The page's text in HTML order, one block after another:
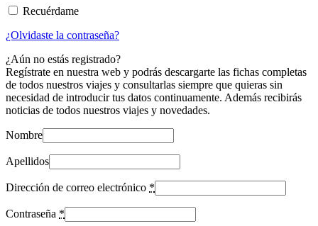
Recuérdame
¿Olvidaste la contraseña?
¿Aún no estás registrado?
Regístrate en nuestra web y podrás descargarte las fichas completas
de todos nuestros viajes y consultarlas siempre que quieras sin
necesidad de introducir tus datos continuamente. Además recibirás
noticias de todos nuestros viajes y novedades.
Nombre
Apellidos
Dirección de correo electrónico *
Contraseña *